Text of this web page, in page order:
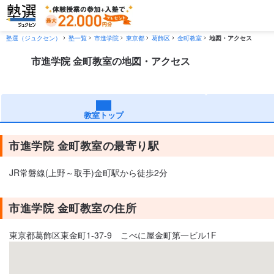
塾選（ジュクセン） 塾一覧 市進学院 東京都 葛飾区 金町教室 地図・アクセス
市進学院 金町教室の地図・アクセス
教室トップ
市進学院 金町教室の最寄り駅
JR常磐線(上野～取手)金町駅から徒歩2分
市進学院 金町教室の住所
東京都葛飾区東金町1-37-9 こべに屋金町第一ビル1F